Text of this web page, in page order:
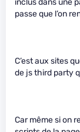
inclus dans une
passe que l’on
C’est aux sites
de js third party
Car même si on